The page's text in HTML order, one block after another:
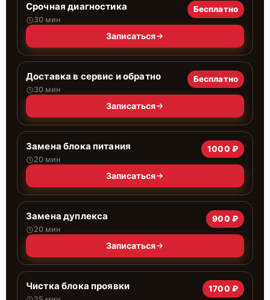
Срочная диагностика
30 мин
Бесплатно
Записаться
Доставка в сервис и обратно
30 мин
Бесплатно
Записаться
Замена блока питания
20 мин
1000 ₽
Записаться
Замена дуплекса
20 мин
900 ₽
Записаться
Чистка блока проявки 1700 ₽